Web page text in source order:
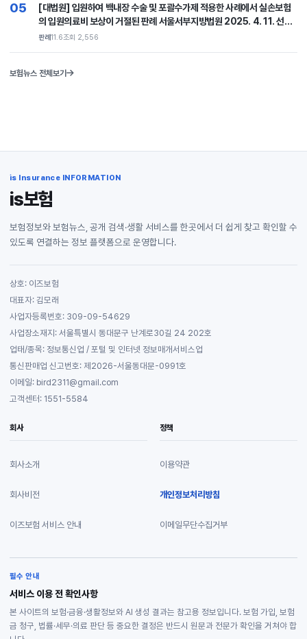
10
상법상 고지의무의 대상이 되는 ‘중요한 사항’이 무엇을 의미하는지를 밝히
면서, 보험청약서에 일정한 사항에 관하여 답변을 구하는 취지가 포함된 경
우 이는 ‘중요한 사항’으로 추정
판례 10.24조회 2,191
보험뉴스 전체보기
is Insurance INFORMATION
is보험
보험정보와 보험뉴스, 공개 검색·생활 서비스를 한곳에서 더 쉽게 찾고 확인할 수
있도록 연결하는 정보 플랫폼으로 운영합니다.
상호: 이즈보험
대표자: 김모래
사업자등록번호: 309-09-54629
사업장소재지: 서울특별시 동대문구 난계로30길 24 202호
업태/종목: 정보통신업 / 포털 및 인터넷 정보매개서비스업
통신판매업 신고번호: 제2026-서울동대문-0991호
이메일: bird2311@gmail.com
고객센터: 1551-5584
회사
회사소개
회사비전
이즈보험 서비스 안내
정책
이용약관
개인정보처리방침
이메일무단수집거부
필수 안내
서비스 이용 전 확인사항
본 사이트의 보험·금융·생활정보와 AI 생성 결과는 참고용 정보입니다. 보험 가입, 보험
금 청구, 법률·세무·의료 판단 등 중요한 결정은 반드시 원문과 전문가 확인을 거쳐야 합